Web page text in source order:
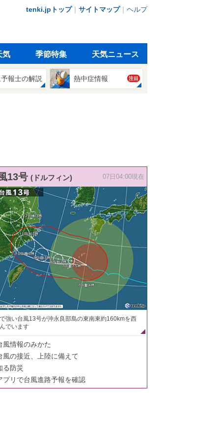
tenki.jpトップ｜ サイトマップ｜ ヘルプ
気 季節特集 天気ニュース
報士の解説 熱中症情報 注目
13号 (ドルフィン) 07日04:00現在
強い台風13号が沖永良部島の東南東約160kmを西
でいます
風情報のみかた
風の接近、上陸に備えて
る防災
プリで台風進路予報を確認